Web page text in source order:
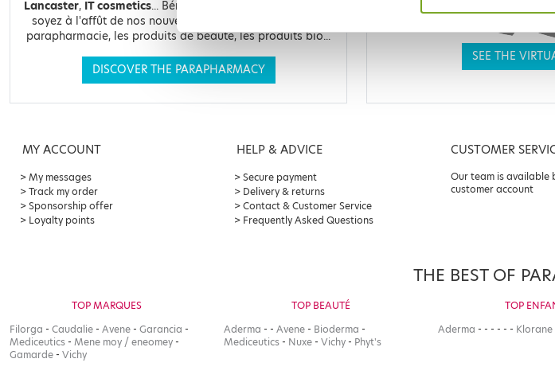
Lancaster, IT cosmetics... Bénéficiez de nos promotions et
soyez à l'affût de nos nouveautés sur les produits de la
parapharmacie, les produits de beauté, les produits bio...
DISCOVER THE PARAPHARMACY
SEE THE
MY ACCOUNT
My messages
Track my order
Sponsorship offer
Loyalty points
HELP & ADVICE
Secure payment
Delivery & returns
Contact & Customer Service
Frequently Asked Questions
CUSTOMER
Our team is available
customer account
THE BEST OF
TOP MARQUES
Filorga - Caudalie - Avene - Garancia -
Mediceutics - Mene moy / eneomey -
Gamarde - Vichy
TOP BEAUTÉ
Aderma - - Avene- Bioderma -
Mediceutics- Nuxe- Vichy- Phyt's
TOP
Aderma - - - - - - Klorane